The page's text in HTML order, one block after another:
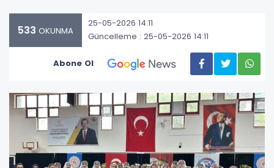
533 OKUNMA
25-05-2026 14:11
Güncelleme : 25-05-2026 14:11
Abone Ol